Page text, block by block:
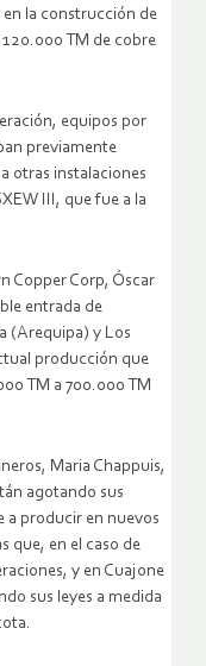
la construcción de
TM de cobre
equipos por
previamente
otras instalaciones
III, que fue a la
Copper Corp, Óscar
entrada de
(Arequipa) y Los
producción que
TM a 700.000 TM
Maria Chappuis,
agotando sus
a producir en nuevos
que, en el caso de
y en Cuajone
sus leyes a medida